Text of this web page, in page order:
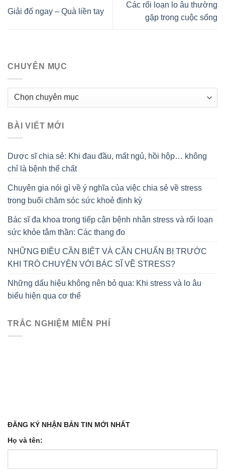
Giải đố ngay – Quà liền tay
Các rối loạn lo âu thường
gặp trong cuộc sống
CHUYÊN MỤC
Chuyên
BÀI VIẾT MỚI
Dược sĩ chia sẻ: Khi đau đầu, mất ngủ, hồi hộp… không
chỉ là bệnh thể chất
Chuyên gia nói gì về ý nghĩa của việc chia sẻ về stress
trong buổi chăm sóc sức khoẻ định kỳ
Bác sĩ đa khoa trong tiếp cận bệnh nhân stress và rối loạn
sức khỏe tâm thần: Các thang đo
NHỮNG ĐIỀU CẦN BIẾT VÀ CẦN CHUẨN BỊ TRƯỚC
KHI TRÒ CHUYỆN VỚI BÁC SĨ VỀ STRESS?
Những dấu hiệu không nên bỏ qua: Khi stress và lo âu
biểu hiện qua cơ thể
TRẮC NGHIỆM MIỄN PHÍ
ĐĂNG KÝ NHẬN BẢN TIN MỚI NHẤT
Họ và tên: